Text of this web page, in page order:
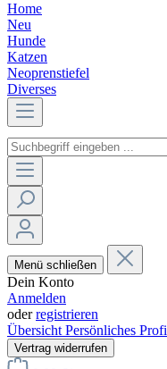
Home
Neu
Hunde
Katzen
Neoprenstiefel
Diverses
Menü schließen
Dein Konto
Anmelden
oderregistrieren
ÜbersichtPersönliches
Vertrag widerrufen